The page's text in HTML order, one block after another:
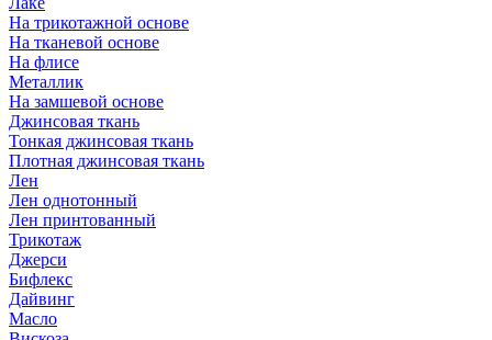
На трикотажной основе
На тканевой основе
На флисе
Металлик
На замшевой основе
Джинсовая ткань
Тонкая джинсовая ткань
Плотная джинсовая ткань
Лен
Лен однотонный
Лен принтованный
Трикотаж
Джерси
Бифлекс
Дайвинг
Масло